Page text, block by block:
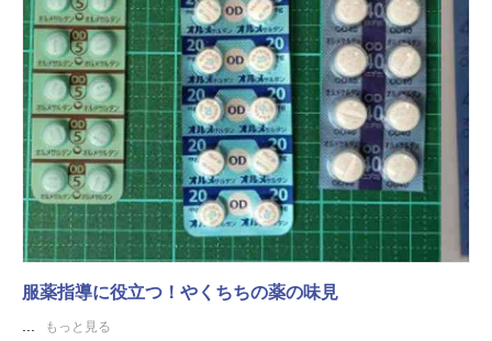
服薬指導に役立つ！やくちちの薬の味見
もっと見る